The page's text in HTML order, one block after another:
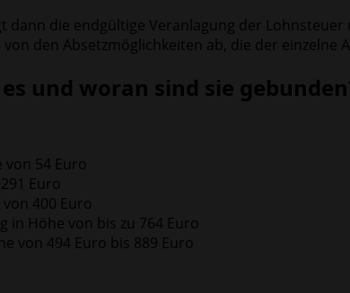
die endgültige Veranlagung der
den Absetzmöglichkeiten ab, die der einzelne
und woran sind sie
54 Euro
Euro
400 Euro
in Höhe von bis zu 764 Euro
von 494 Euro bis 889 Euro